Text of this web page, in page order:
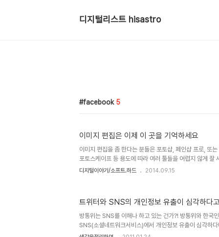
디지털리스트 hisastro
facebook 5
이미지 편집은 이제 이 곳을 기억하세요
이미지 편집을 좀 한다는 분들은 포토샵, 페인샵 프로, 또
포토스케이프 등 용도에 따라 여러 툴들을 어렵지 않게 잘
않은 이들에겐 쉽지 않을 뿐더러 비용이 들어가기도 하고,
으로 해결하는 경우가 종종 있습니다. 쉽게 해결하는 이미
면, Pixlr(픽슬러)라는 이름만 기억하시면 됩니다. 스마트
디지털이야기/소프트.하드 2014.09.15
트위터와 SNS의 개인정보 유출이 심각하다
방통위는 SNS를 이해나 하고 있는 건가?! 방통위와 한국
SNS(소셜네트워크서비스)에서 개인정보 유출이 심각하
요? 정말로 SNS 사용자들의 개인정보유출을 걱정하여 발